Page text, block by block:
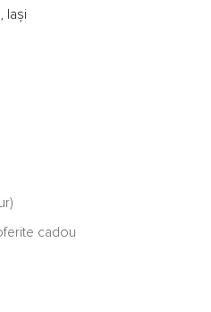
Iași
cadou